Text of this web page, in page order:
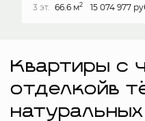
3 эт. 66.6 м2 15 074 977
Квартиры с
отделкойв